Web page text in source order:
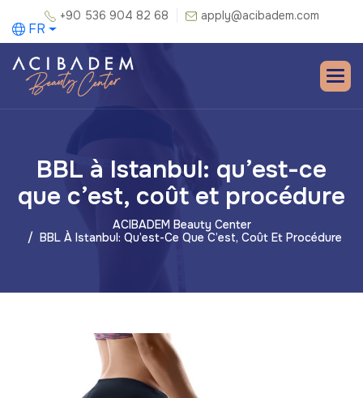
+90 536 904 82 68 apply@acibadem.com
FR
BBL à Istanbul: qu’est-ce
que c’est, coût et procédure
ACIBADEM Beauty Center
BBL À Istanbul: Qu’est-Ce Que C’est, Coût Et Procédure